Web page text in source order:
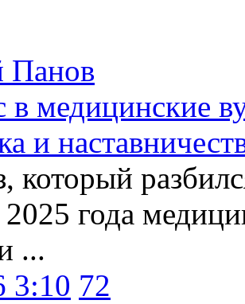
Панов
в медицинские
и
который
года
...
3:10 72